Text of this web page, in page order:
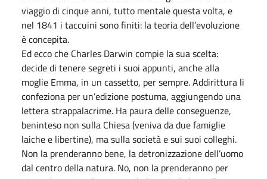
viaggio di cinque anni, tutto mentale questa volta, e
nel 1841 i taccuini sono finiti: la teoria dell’evoluzione
è concepita.
Ed ecco che Charles Darwin compie la sua scelta:
decide di tenere segreti i suoi appunti, anche alla
moglie Emma, in un cassetto, per sempre. Addirittura li
confeziona per un’edizione postuma, aggiungendo una
lettera strappalacrime. Ha paura delle conseguenze,
beninteso non sulla Chiesa (veniva da due famiglie
laiche e libertine), ma sulla società e sui suoi colleghi.
Non la prenderanno bene, la detronizzazione dell’uomo
dal centro della natura. No, non la prenderanno per